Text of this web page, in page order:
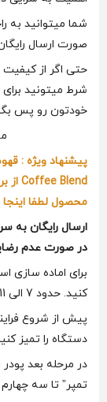
شما میتوانید به
صورت ارسال
حتی اگر از
شرط میتونید
خودتون رو پس
محصول لطفا اینجا
ارسال رایگان
در صورت عدم
برای اماده سازی
کنید. حدود 7 الی 11 گرم پودر قهوه برای یک تک شات مناسب است.
پیش از شروع
دستگاه را تمیز
در مرحله بعد
تمپر” تا سه